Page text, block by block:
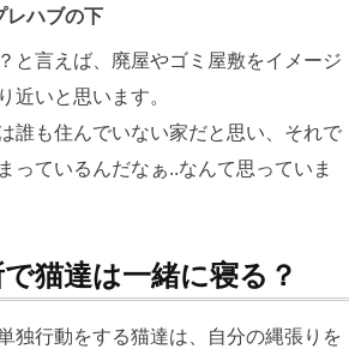
レハブの下
と言えば、廃屋やゴミ屋敷をイメージ
近いと思います。
誰も住んでいない家だと思い、それで
っているんだなぁ..なんて思っていま
猫達は一緒に寝る？
独行動をする猫達は、自分の縄張りを